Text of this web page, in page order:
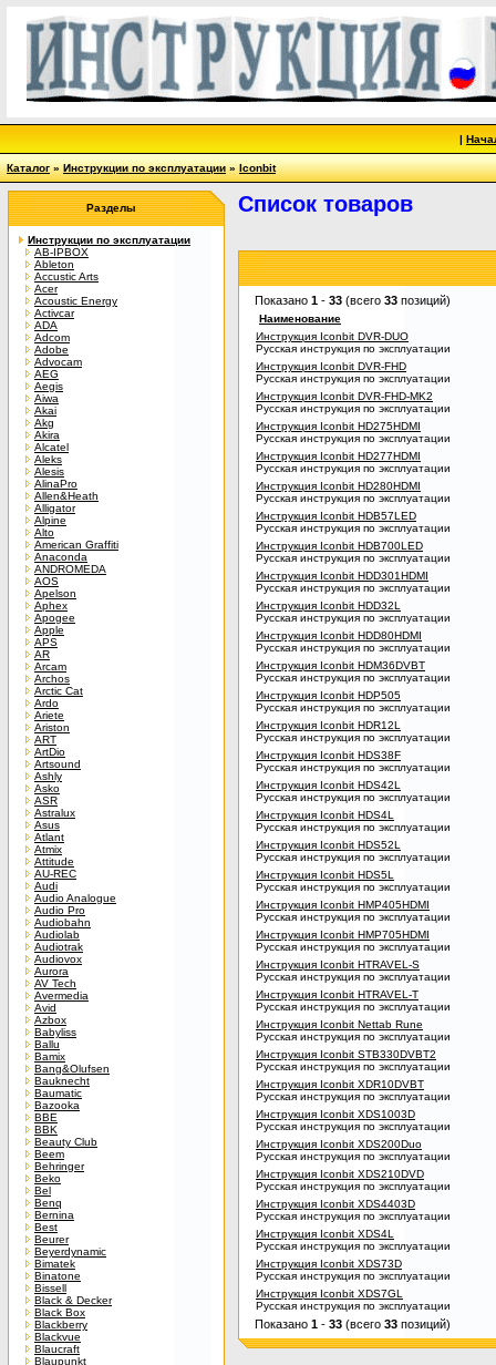
|
Каталог»Инструкции по эксплуатации»Iconbit
Разделы
Инструкции по эксплуатации
AB-IPBOX
Ableton
Accustic Arts
Acer
Acoustic Energy
Activcar
ADA
Adcom
Adobe
Advocam
AEG
Aegis
Aiwa
Akai
Akg
Akira
Alcatel
Aleks
Alesis
AlinaPro
Allen&Heath
Alligator
Alpine
Alto
American Graffiti
Anaconda
ANDROMEDA
AOS
Apelson
Aphex
Apogee
Apple
APS
AR
Arcam
Archos
Arctic Cat
Ardo
Ariete
Ariston
ART
ArtDio
Artsound
Ashly
Asko
ASR
Astralux
Asus
Atlant
Atmix
Attitude
AU-REC
Audi
Audio Analogue
Audio Pro
Audiobahn
Audiolab
Audiotrak
Audiovox
Aurora
AV Tech
Avermedia
Avid
Azbox
Babyliss
Ballu
Bamix
Bang&Olufsen
Bauknecht
Baumatic
Bazooka
BBE
BBK
Beauty Club
Beem
Behringer
Beko
Bel
Benq
Bernina
Best
Beurer
Beyerdynamic
Bimatek
Binatone
Bissell
Black & Decker
Black Box
Blackberry
Blackvue
Blaucraft
Blaupunkt
Список товаров
Показано 1 - 33 (всего 33 позиций)
Наименование
Инструкция Iconbit DVR-DUO
Русская инструкция по эксплуатации
Инструкция Iconbit DVR-FHD
Русская инструкция по эксплуатации
Инструкция Iconbit DVR-FHD-MK2
Русская инструкция по эксплуатации
Инструкция Iconbit HD275HDMI
Русская инструкция по эксплуатации
Инструкция Iconbit HD277HDMI
Русская инструкция по эксплуатации
Инструкция Iconbit HD280HDMI
Русская инструкция по эксплуатации
Инструкция Iconbit HDB57LED
Русская инструкция по эксплуатации
Инструкция Iconbit HDB700LED
Русская инструкция по эксплуатации
Инструкция Iconbit HDD301HDMI
Русская инструкция по эксплуатации
Инструкция Iconbit HDD32L
Русская инструкция по эксплуатации
Инструкция Iconbit HDD80HDMI
Русская инструкция по эксплуатации
Инструкция Iconbit HDM36DVBT
Русская инструкция по эксплуатации
Инструкция Iconbit HDP505
Русская инструкция по эксплуатации
Инструкция Iconbit HDR12L
Русская инструкция по эксплуатации
Инструкция Iconbit HDS38F
Русская инструкция по эксплуатации
Инструкция Iconbit HDS42L
Русская инструкция по эксплуатации
Инструкция Iconbit HDS4L
Русская инструкция по эксплуатации
Инструкция Iconbit HDS52L
Русская инструкция по эксплуатации
Инструкция Iconbit HDS5L
Русская инструкция по эксплуатации
Инструкция Iconbit HMP405HDMI
Русская инструкция по эксплуатации
Инструкция Iconbit HMP705HDMI
Русская инструкция по эксплуатации
Инструкция Iconbit HTRAVEL-S
Русская инструкция по эксплуатации
Инструкция Iconbit HTRAVEL-T
Русская инструкция по эксплуатации
Инструкция Iconbit Nettab Rune
Русская инструкция по эксплуатации
Инструкция Iconbit STB330DVBT2
Русская инструкция по эксплуатации
Инструкция Iconbit XDR10DVBT
Русская инструкция по эксплуатации
Инструкция Iconbit XDS1003D
Русская инструкция по эксплуатации
Инструкция Iconbit XDS200Duo
Русская инструкция по эксплуатации
Инструкция Iconbit XDS210DVD
Русская инструкция по эксплуатации
Инструкция Iconbit XDS4403D
Русская инструкция по эксплуатации
Инструкция Iconbit XDS4L
Русская инструкция по эксплуатации
Инструкция Iconbit XDS73D
Русская инструкция по эксплуатации
Инструкция Iconbit XDS7GL
Русская инструкция по эксплуатации
Показано 1 - 33 (всего 33 позиций)